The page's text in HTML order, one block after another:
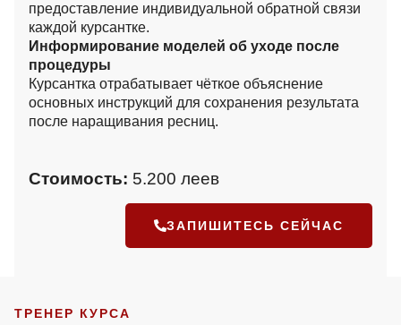
предоставление индивидуальной обратной связи
каждой курсантке.
Информирование моделей об уходе после
процедуры
Курсантка отрабатывает чёткое объяснение
основных инструкций для сохранения результата
после наращивания ресниц.
Стоимость: 5.200 леев
ЗАПИШИТЕСЬ СЕЙЧАС
ТРЕНЕР КУРСА